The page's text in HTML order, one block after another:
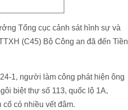
Tổng cục cảnh sát hình sự và
(C45) Bộ Công an đã đến Tiền
1, người làm công phát hiện ông
biệt thự số 113, quốc lộ 1A,
có nhiều vết đâm.